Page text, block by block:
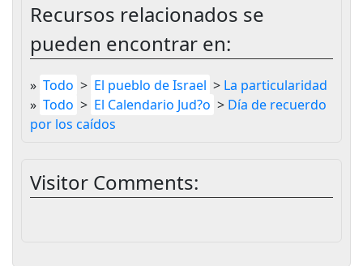
Recursos relacionados se
pueden encontrar en:
» Todo > El pueblo de Israel > La particularidad
» Todo > El Calendario Jud?o > Día de recuerdo
por los caídos
Visitor Comments: